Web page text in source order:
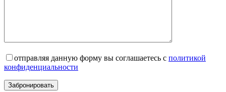
отправляя данную форму вы соглашаетесь с политикой
конфиденциальности